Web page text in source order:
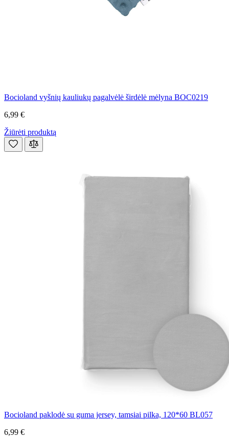
Bocioland vyšnių kauliukų pagalvėlė širdėlė mėlyna BOC0219
6,99 €
Žiūrėti produktą
Bocioland paklodė su guma jersey, tamsiai pilka, 120*60 BL057
6,99 €